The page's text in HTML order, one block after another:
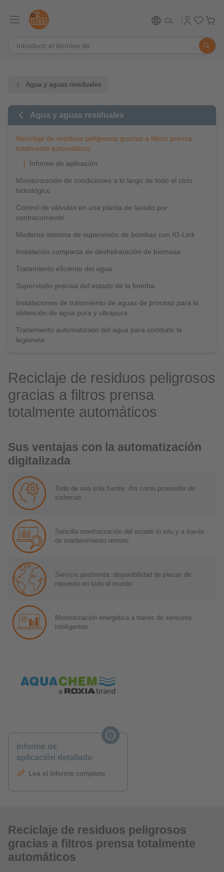
CL
Agua y aguas residuales
Agua y aguas residuales
Reciclaje de residuos peligrosos gracias a filtros prensa
totalmente automáticos
Informe de aplicación
Monitorización de condiciones a lo largo de todo el ciclo
hidrológico
Control de válvulas en una planta de lavado por
contracorriente
Moderno sistema de supervisión de bombas con IO-Link
Instalación compacta de deshidratación de biomasa
Tratamiento eficiente del agua
Supervisión precisa del estado de la bomba
Instalaciones de tratamiento de aguas de proceso para la
obtención de agua pura y ultrapura
Tratamiento automatizado del agua para combatir la
legionela
Reciclaje de residuos peligrosos
gracias a filtros prensa
totalmente automáticos
Sus ventajas con la automatización
digitalizada
Todo de una sola fuente: ifm como proveedor de
sistemas
Sencilla monitorización del estado in situ y a través
de mantenimiento remoto
Servicio postventa: disponibilidad de piezas de
repuesto en todo el mundo
Monitorización energética a través de sensores
inteligentes
Informe de
aplicación detallado
Lea el informe completo
Reciclaje de residuos peligrosos
gracias a filtros prensa totalmente
automáticos